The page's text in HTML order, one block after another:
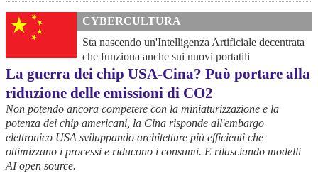
CYBERCULTURA
Sta nascendo un'Intelligenza Artificiale decentrata
che funziona anche sui nuovi portatili
La guerra dei chip USA-Cina? Può portare alla
riduzione delle emissioni di CO2
Non potendo ancora competere con la miniaturizzazione e la
potenza dei chip americani, la Cina risponde all'embargo
elettronico USA sviluppando architetture più efficienti che
ottimizzano i processi e riducono i consumi. E rilasciando modelli
AI open source.